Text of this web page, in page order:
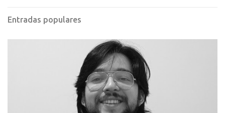
Entradas populares